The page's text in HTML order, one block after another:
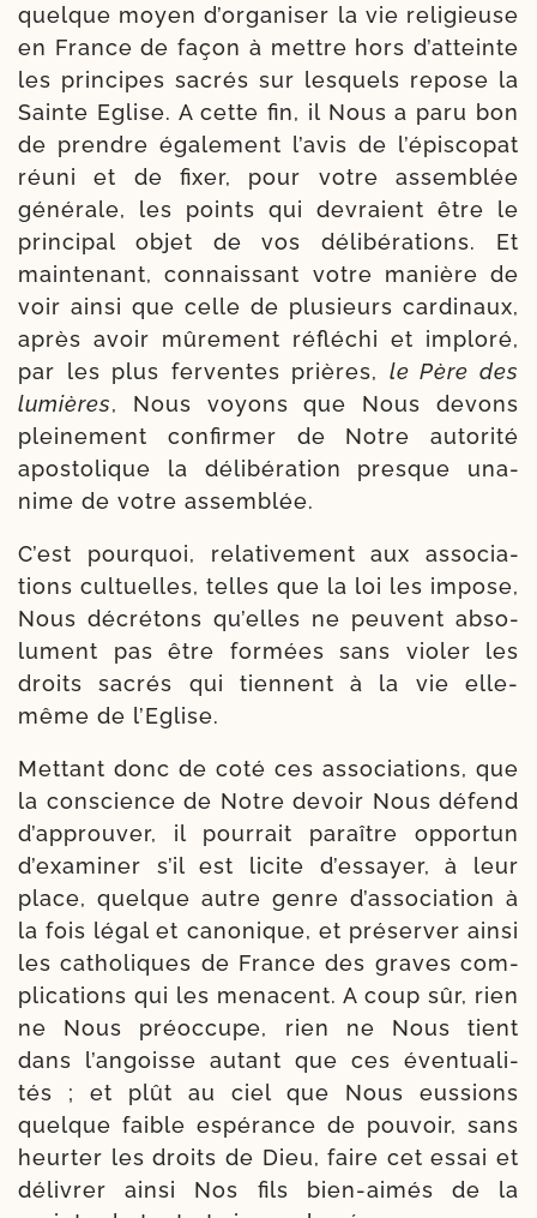
quelque moyen d’organiser la vie reli­gieuse
en France de façon à mettre hors d’atteinte
les prin­cipes sacrés sur les­quels repose la
Sainte Eglise. A cette fin, il Nous a paru bon
de prendre éga­le­ment l’avis de l’épiscopat
réuni et de fixer, pour votre assem­blée
géné­rale, les points qui devraient être le
prin­ci­pal objet de vos déli­bé­ra­tions. Et
main­te­nant, connais­sant votre manière de
voir ain­si que celle de plu­sieurs car­di­naux,
après avoir mûre­ment réflé­chi et implo­ré,
par les plus fer­ventes prières, le Père des
lumières, Nous voyons que Nous devons
plei­ne­ment confir­mer de Notre auto­ri­té
apos­to­lique la déli­bé­ra­tion presque una­
nime de votre assemblée.
C’est pour­quoi, rela­ti­ve­ment aux asso­cia­
tions cultuelles, telles que la loi les impose,
Nous décré­tons qu’elles ne peuvent abso­
lu­ment pas être for­mées sans vio­ler les
droits sacrés qui tiennent à la vie elle-​
même de l’Eglise.
Mettant donc de coté ces asso­cia­tions, que
la conscience de Notre devoir Nous défend
d’approuver, il pour­rait paraître oppor­tun
d’examiner s’il est licite d’essayer, à leur
place, quelque autre genre d’association à
la fois légal et cano­nique, et pré­ser­ver ain­si
les catho­liques de France des graves com­
pli­ca­tions qui les menacent. A coup sûr, rien
ne Nous pré­oc­cupe, rien ne Nous tient
dans l’angoisse autant que ces éven­tua­li­
tés ; et plût au ciel que Nous eus­sions
quelque faible espé­rance de pou­voir, sans
heur­ter les droits de Dieu, faire cet essai et
déli­vrer ain­si Nos fils bien-​aimés de la